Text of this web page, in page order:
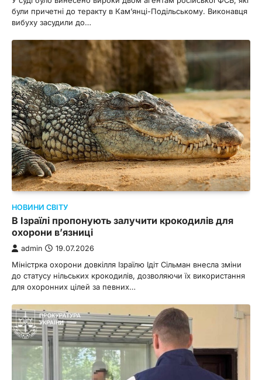
були причетні до теракту в Кам’янці-Подільському. Виконавця
вибуху засудили до…
НОВИНИ СВІТУ
В Ізраїлі пропонують залучити крокодилів для
охорони в’язниці
admin 19.07.2026
Міністрка охорони довкілля Ізраїлю Ідіт Сільман внесла зміни
до статусу нільських крокодилів, дозволяючи їх використання
для охоронних цілей за певних…